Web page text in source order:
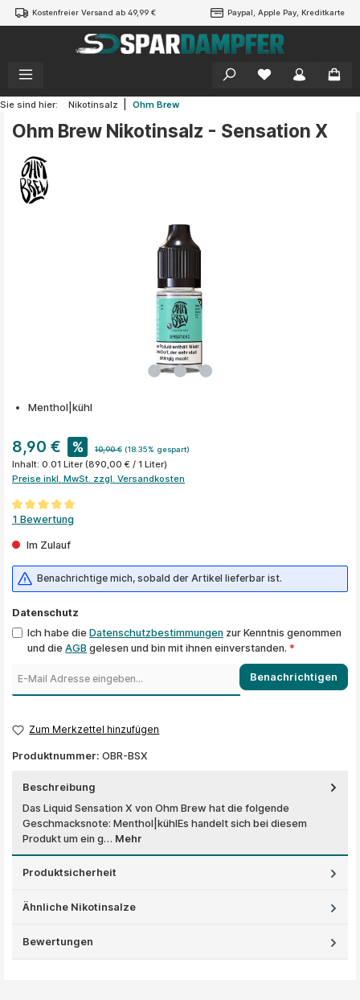
springen
Kostenfreier Versand ab 49,99 € Paypal, Apple Pay, Kreditkarte
Sie sind hier: Nikotinsalz Ohm Brew
Ohm Brew Nikotinsalz - Sensation X
Menthol|kühl
8,90 € % 10,90 € (18.35% gespart)
Inhalt: 0.01 Liter (890,00 € / 1 Liter)
Preise inkl. MwSt. zzgl. Versandkosten
Durchschnittliche Bewertung von 5 von 5 Sternen
1 Bewertung
Im Zulauf
Benachrichtige mich, sobald der Artikel lieferbar ist.
Datenschutz
Ich habe dieDatenschutzbestimmungen zur Kenntnis genommen
und dieAGB gelesen und bin mit ihnen einverstanden.*
Benachrichtigen
Zum Merkzettel hinzufügen
Produktnummer: OBR-BSX
Beschreibung
Das Liquid Sensation X von Ohm Brew hat die folgende
Geschmacksnote: Menthol|kühlEs handelt sich bei diesem
Produkt um ein g… Mehr
Produktsicherheit
Ähnliche Nikotinsalze
Bewertungen